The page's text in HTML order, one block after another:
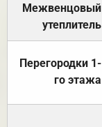
Межвенцовый
утеплитель
Перегородки 1-
го этажа